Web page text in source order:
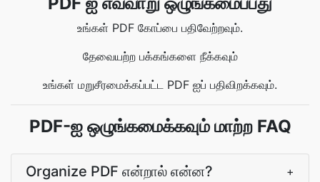
உங்கள் PDF கோப்பை பதிவேற்றவும்.
தேவையற்ற பக்கங்களை நீக்கவும்
உங்கள் மறுசீரமைக்கப்பட்ட PDF ஐப் பதிவிறக்கவும்.
PDF-ஐ ஒழுங்கமைக்கவும் மாற்ற FAQ
Organize PDF என்றால் என்ன? +